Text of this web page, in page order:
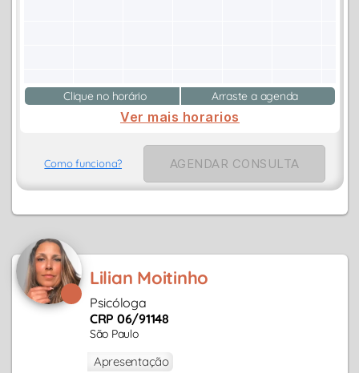
Clique no horário Arraste a agenda
Ver mais horarios
Como funciona? AGENDAR CONSULTA
Lilian Moitinho
Psicóloga
CRP 06/91148
São Paulo
Apresentação